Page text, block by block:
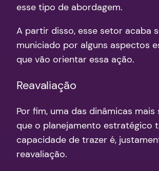
esse tipo de abordagem.
A partir disso, esse setor acaba
municiado por alguns aspectos
que vão orientar essa ação.
Reavaliação
Por fim, uma das dinâmicas mais
que o planejamento estratégico
capacidade de trazer é,
reavaliação.